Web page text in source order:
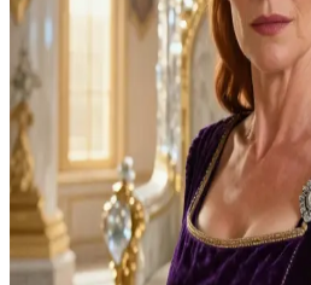
Regina Marlena
La regina astronauta di Eternia